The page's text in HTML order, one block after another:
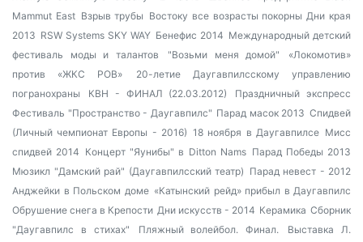
Mammut East Взрыв трубы Востоку все возрасты покорныДни края
2013 RSW Systems SKY WAY Бенефис 2014 Международный детский
фестиваль моды и талантов
"Возьми меня домой"
«Локомотив»
против «ЖКС РОВ»
20-летие Даугавпилсскому управлению
погранохраны
КВН - ФИНАЛ (22.03.2012)
Праздничный экспресс
Фестиваль "Пространство - Даугавпилс" Парад масок 2013 Спидвей
(Личный чемпионат Европы - 2016) 18 ноября в Даугавпилсе Мисс
спидвей 2014 Концерт "Яунибы" в Ditton Nams Парад Победы 2013
Мюзикл "Дамский рай" (Даугавпилсский театр) Парад невест - 2012
Анджейки в Польском доме «Катынский рейд» прибыл в Даугавпилс
Обрушение снега в Крепости Дни искусств - 2014 Керамика Сборник
"Даугавпилс в стихах"
Пляжный волейбол. Финал.
Выставка Л.